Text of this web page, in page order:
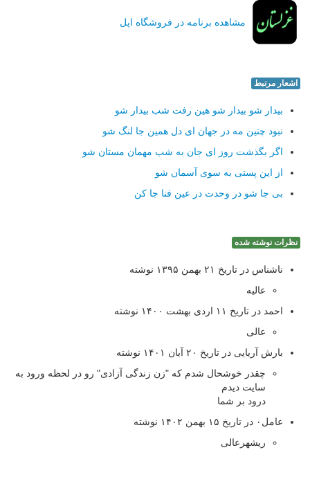
مشاهده برنامه در فروشگاه اپل
اشعار مرتبط
بیدار شو بیدار شو هین رفت شب بیدار شو
نبود چنین مه در جهان ای دل همین جا لنگ شو
اگر بگذشت روز ای جان به شب مهمان مستان شو
از این پستی به سوی آسمان شو
بی جا شو در وحدت در عین فنا جا كن
نظرات نوشته شده
ناشناس در تاریخ ۲۱ بهمن ۱۳۹۵ نوشته
عالیه
احمد در تاریخ ۱۱ اردی بهشت ۱۴۰۰ نوشته
عالی
بارش آریایی در تاریخ ۲۰ آبان ۱۴۰۱ نوشته
چقدر خوشحال شدم که "زن زندگی آزادی" رو در لحظه ورود به
سایت دیدم
درود بر شما
عامل۰ در تاریخ ۱۵ بهمن ۱۴۰۲ نوشته
ریشهرعالی